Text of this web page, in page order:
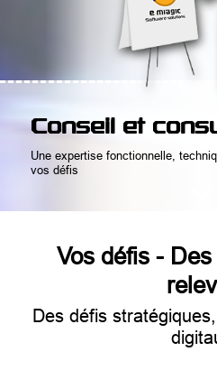
Conseil et
Une expertise fonctionnelle,
vos défis
Vos défis -
Des défis